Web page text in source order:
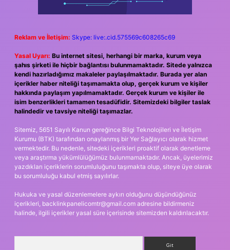
Reklam ve İletişim: Skype: live:.cid.575569c608265c69
Yasal Uyarı: Bu internet sitesi, herhangi bir marka, kurum veya
şahıs şirketi ile hiçbir bağlantısı bulunmamaktadır. Sitede yalnızca
kendi hazırladığımız makaleler paylaşılmaktadır. Burada yer alan
içerikler haber niteliği taşımamakta olup, gerçek kurum ve kişiler
hakkında paylaşım yapılmamaktadır. Gerçek kurum ve kişiler ile
isim benzerlikleri tamamen tesadüfidir. Sitemizdeki bilgiler taslak
halindedir ve tavsiye niteliği taşımazlar.
Sitemiz, 5651 Sayılı Kanun gereğince Bilgi Teknolojileri ve İletişim
Kurumu (BTK) tarafından onaylanmış bir Yer Sağlayıcı olarak hizmet
vermektedir. Bu nedenle, sitedeki içerikleri proaktif olarak denetleme
veya araştırma yükümlülüğümüz bulunmamaktadır. Ancak, üyelerimiz
yazdıkları içeriklerin sorumluluğunu taşımakta olup, siteye üye olarak
bu sorumluluğu kabul etmiş sayılırlar.
Hukuka ve yasal düzenlemelere aykırı olduğunu düşündüğünüz
içerikleri, backlinkpanelicomtr@gmail.com adresine bildirmeniz
halinde, ilgili içerikler yasal süre içerisinde sitemizden kaldırılacaktır.